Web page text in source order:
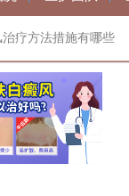
疗方法措施有哪些